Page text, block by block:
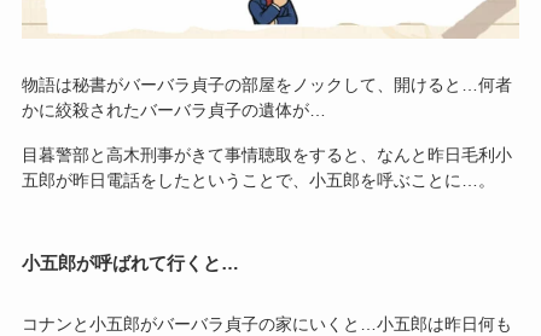
物語は秘書がバーバラ貞子の部屋をノックして、開けると…何者
かに絞殺されたバーバラ貞子の遺体が…
目暮警部と高木刑事がきて事情聴取をすると、なんと昨日毛利小
五郎が昨日電話をしたということで、小五郎を呼ぶことに…。
小五郎が呼ばれて行くと…
コナンと小五郎がバーバラ貞子の家にいくと…小五郎は昨日何も